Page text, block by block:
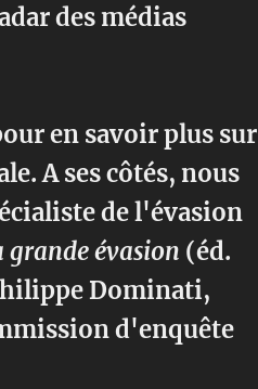
des médias
en savoir plus sur
A ses côtés, nous
de l'évasion
grande évasion (éd.
Dominati,
d'enquête